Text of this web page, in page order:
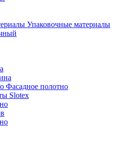
Упаковочные материалы
Фасадное полотно
Slotex